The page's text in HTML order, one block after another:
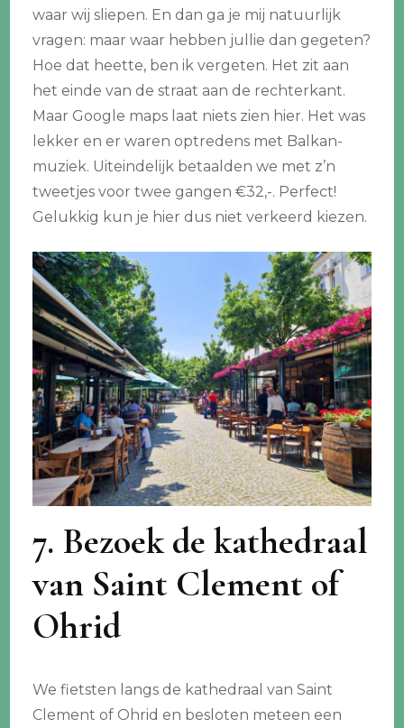
waar wij sliepen. En dan ga je mij natuurlijk
vragen: maar waar hebben jullie dan gegeten?
Hoe dat heette, ben ik vergeten. Het zit aan
het einde van de straat aan de rechterkant.
Maar Google maps laat niets zien hier. Het was
lekker en er waren optredens met Balkan-
muziek. Uiteindelijk betaalden we met z’n
tweetjes voor twee gangen €32,-. Perfect!
Gelukkig kun je hier dus niet verkeerd kiezen.
7. Bezoek de kathedraal
van Saint Clement of
Ohrid
We fietsten langs de kathedraal van Saint
Clement of Ohrid en besloten meteen een